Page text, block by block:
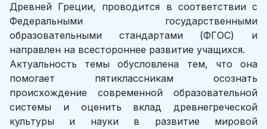
Древней Греции, проводится в соответствии с
Федеральными государственными
образовательными стандартами (ФГОС) и
направлен на всестороннее развитие учащихся.
Актуальность темы обусловлена тем, что она
помогает пятиклассникам осознать
происхождение современной образовательной
системы и оценить вклад древнегреческой
культуры и науки в развитие мировой